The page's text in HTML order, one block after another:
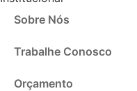
Sobre Nós
Trabalhe Conosco
Orçamento